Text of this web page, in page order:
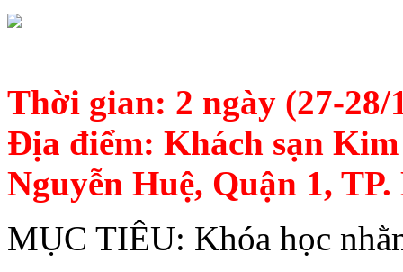
Thời gian: 2 ngày (27-28/
Địa điểm: Khách sạn
Nguyễn Huệ, Quận 1,
MỤC TIÊU: Khóa học